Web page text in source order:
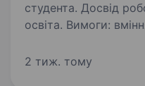
студента. Досвід
освіта. Вимоги: вміння працювати з дітьми
виконання посадових
2 тиж. тому